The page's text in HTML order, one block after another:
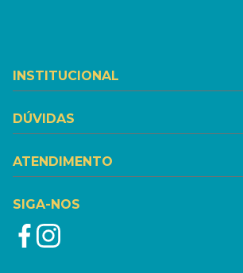
INSTITUCIONAL
DÚVIDAS
ATENDIMENTO
SIGA-NOS